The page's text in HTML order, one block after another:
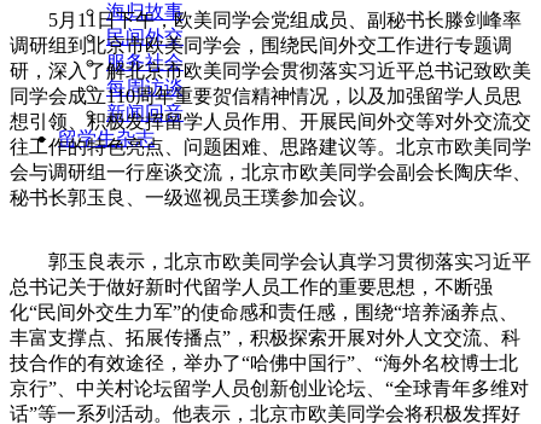
海归故事
民间外交
服务社会
每周访谈
新闻回音
留学生杂志
5月11日下午，欧美同学会党组成员、副秘书长滕剑峰率
调研组到北京市欧美同学会，围绕民间外交工作进行专题调
研，深入了解北京市欧美同学会贯彻落实习近平总书记致欧美
同学会成立110周年重要贺信精神情况，以及加强留学人员思
想引领、积极发挥留学人员作用、开展民间外交等对外交流交
往工作的特色亮点、问题困难、思路建议等。北京市欧美同学
会与调研组一行座谈交流，北京市欧美同学会副会长陶庆华、
秘书长郭玉良、一级巡视员王璞参加会议。
郭玉良表示，北京市欧美同学会认真学习贯彻落实习近平
总书记关于做好新时代留学人员工作的重要思想，不断强
化“民间外交生力军”的使命感和责任感，围绕“培养涵养点、
丰富支撑点、拓展传播点”，积极探索开展对外人文交流、科
技合作的有效途径，举办了“哈佛中国行”、“海外名校博士北
京行”、中关村论坛留学人员创新创业论坛、“全球青年多维对
话”等一系列活动。他表示，北京市欧美同学会将积极发挥好